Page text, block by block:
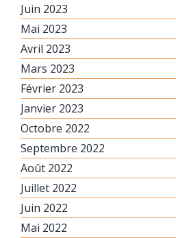
Juin 2023
Mai 2023
Avril 2023
Mars 2023
Février 2023
Janvier 2023
Octobre 2022
Septembre 2022
Août 2022
Juillet 2022
Juin 2022
Mai 2022